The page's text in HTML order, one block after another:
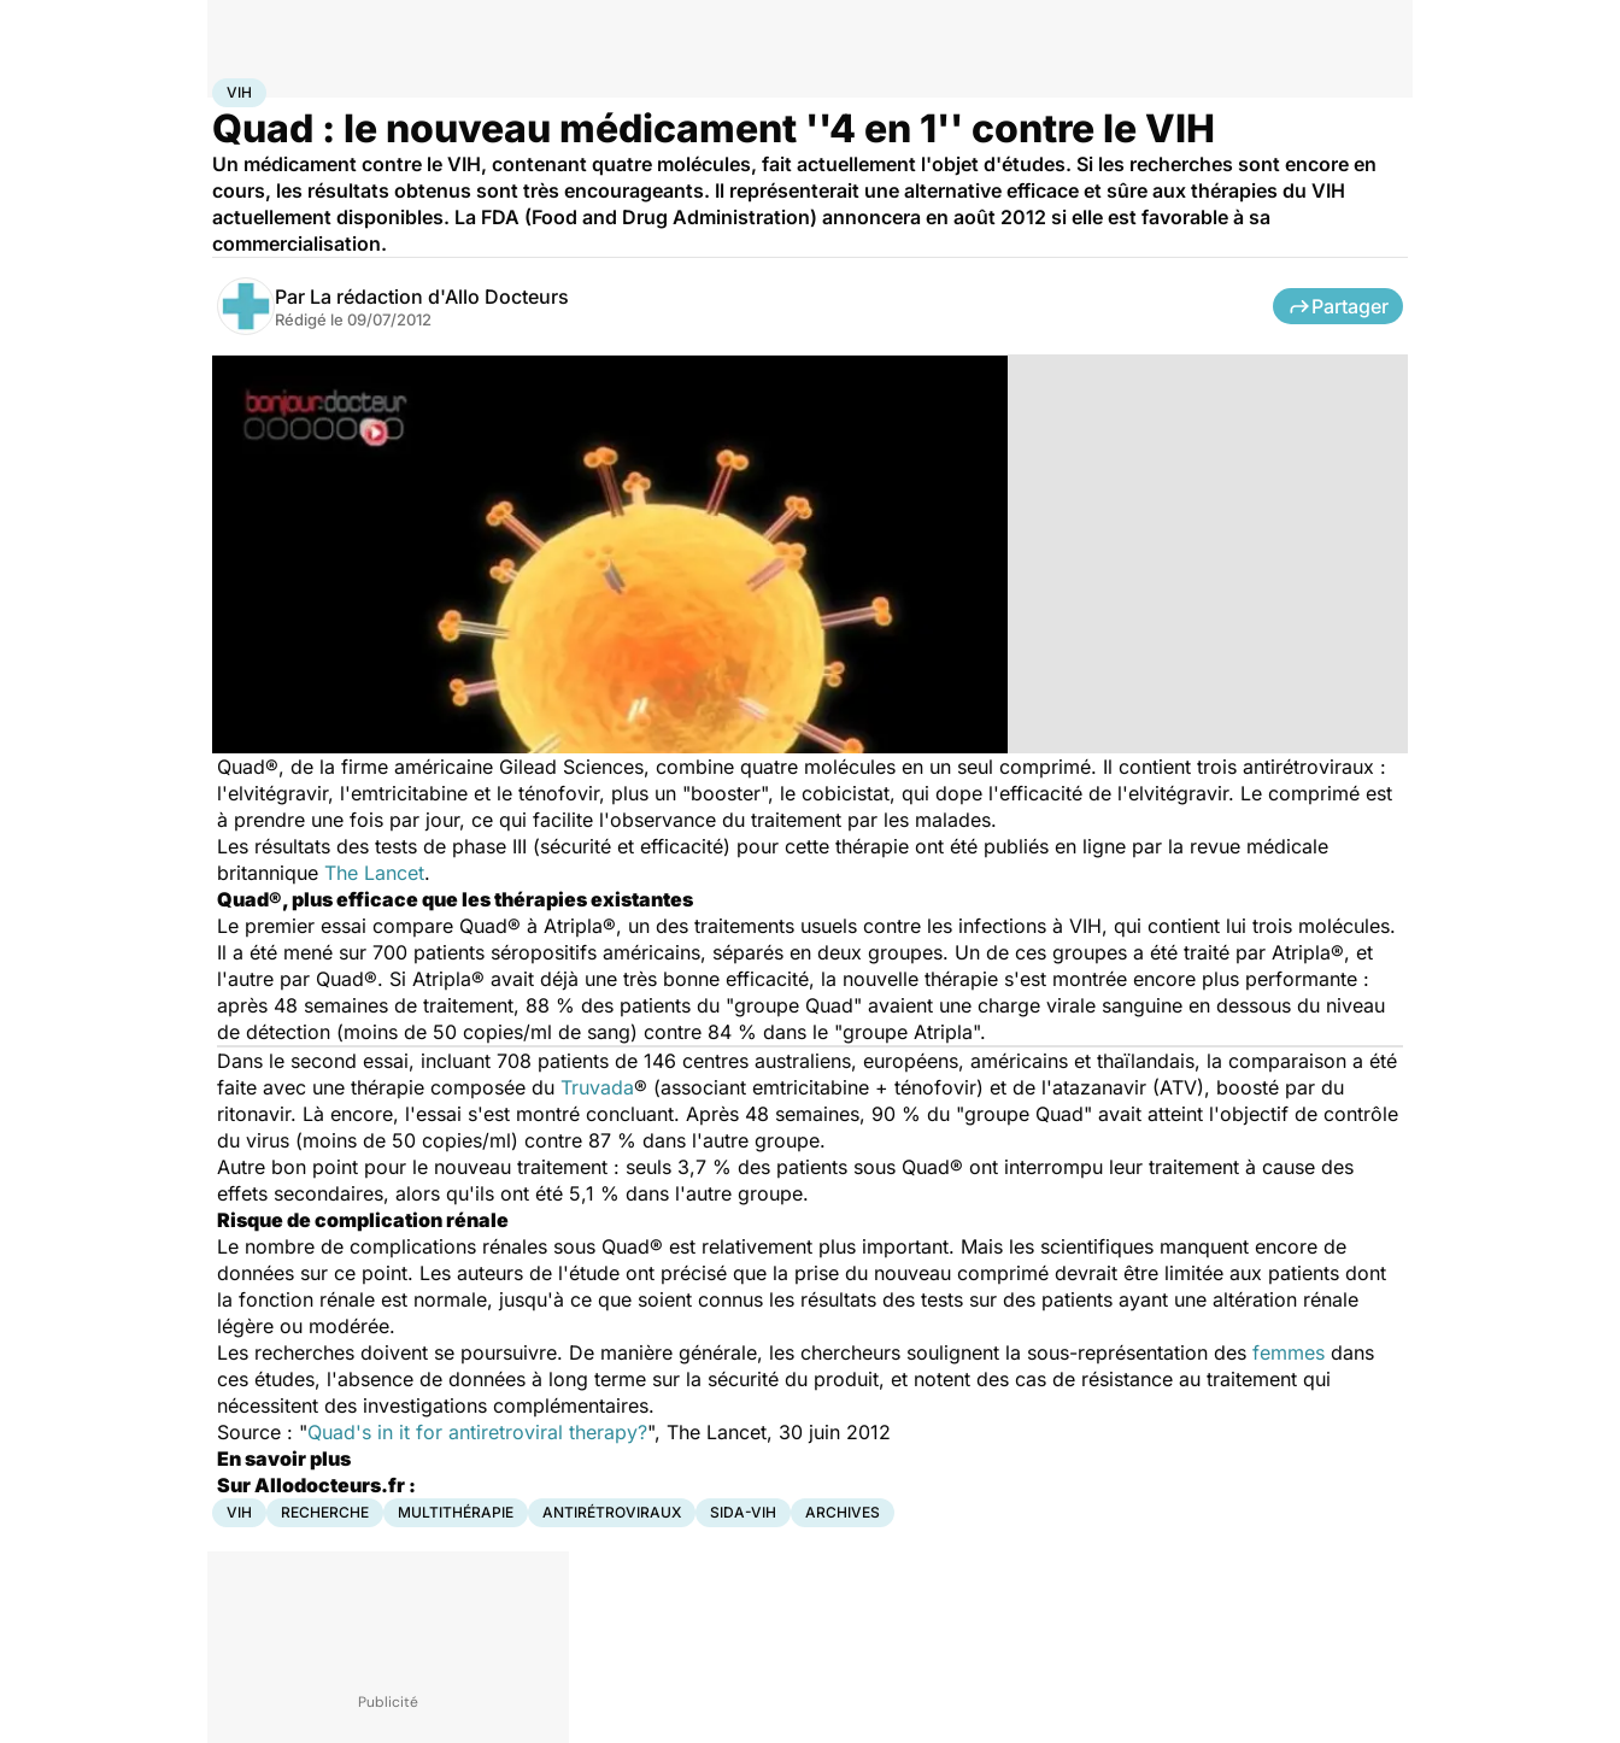
AccueilSanté
VIH
Quad : le nouveau médicament ''4 en 1'' contre le VIH
Un médicament contre le VIH, contenant quatre molécules, fait actuellement l'objet d'études. Si les recherches sont encore en
cours, les résultats obtenus sont très encourageants. Il représenterait une alternative efficace et sûre aux thérapies du VIH
actuellement disponibles. La FDA (Food and Drug Administration) annoncera en août 2012 si elle est favorable à sa
commercialisation.
Par La rédaction d'Allo Docteurs
Rédigé le 09/07/2012
Partager
Quad®, de la firme américaine Gilead Sciences, combine quatre molécules en un seul comprimé. Il contient trois antirétroviraux :
l'elvitégravir, l'emtricitabine et le ténofovir, plus un "booster", le cobicistat, qui dope l'efficacité de l'elvitégravir. Le comprimé est
à prendre une fois par jour, ce qui facilite l'observance du traitement par les malades.
Les résultats des tests de phase III (sécurité et efficacité) pour cette thérapie ont été publiés en ligne par la revue médicale
britannique The Lancet.
Quad®, plus efficace que les thérapies existantes
Le premier essai compare Quad® à Atripla®, un des traitements usuels contre les infections à VIH, qui contient lui trois molécules.
Il a été mené sur 700 patients séropositifs américains, séparés en deux groupes. Un de ces groupes a été traité par Atripla®, et
l'autre par Quad®. Si Atripla® avait déjà une très bonne efficacité, la nouvelle thérapie s'est montrée encore plus performante :
après 48 semaines de traitement, 88 % des patients du "groupe Quad" avaient une charge virale sanguine en dessous du niveau
de détection (moins de 50 copies/ml de sang) contre 84 % dans le "groupe Atripla".
Dans le second essai, incluant 708 patients de 146 centres australiens, européens, américains et thaïlandais, la comparaison a été
faite avec une thérapie composée du Truvada® (associant emtricitabine + ténofovir) et de l'atazanavir (ATV), boosté par du
ritonavir. Là encore, l'essai s'est montré concluant. Après 48 semaines, 90 % du "groupe Quad" avait atteint l'objectif de contrôle
du virus (moins de 50 copies/ml) contre 87 % dans l'autre groupe.
Autre bon point pour le nouveau traitement : seuls 3,7 % des patients sous Quad® ont interrompu leur traitement à cause des
effets secondaires, alors qu'ils ont été 5,1 % dans l'autre groupe.
Risque de complication rénale
Le nombre de complications rénales sous Quad® est relativement plus important. Mais les scientifiques manquent encore de
données sur ce point. Les auteurs de l'étude ont précisé que la prise du nouveau comprimé devrait être limitée aux patients dont
la fonction rénale est normale, jusqu'à ce que soient connus les résultats des tests sur des patients ayant une altération rénale
légère ou modérée.
Les recherches doivent se poursuivre. De manière générale, les chercheurs soulignent la sous-représentation des femmes dans
ces études, l'absence de données à long terme sur la sécurité du produit, et notent des cas de résistance au traitement qui
nécessitent des investigations complémentaires.
Source : "Quad's in it for antiretroviral therapy?", The Lancet, 30 juin 2012
En savoir plus
Sur Allodocteurs.fr :
VIH RECHERCHE MULTITHÉRAPIE ANTIRÉTROVIRAUX SIDA-VIH ARCHIVES